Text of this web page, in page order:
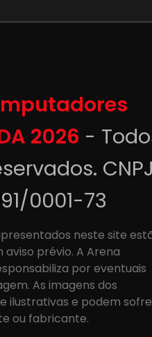
2026 -
0001-73
neste site
prévio. A Arena
por eventuais
As imagens dos
ilustrativas e podem
ou fabricante.